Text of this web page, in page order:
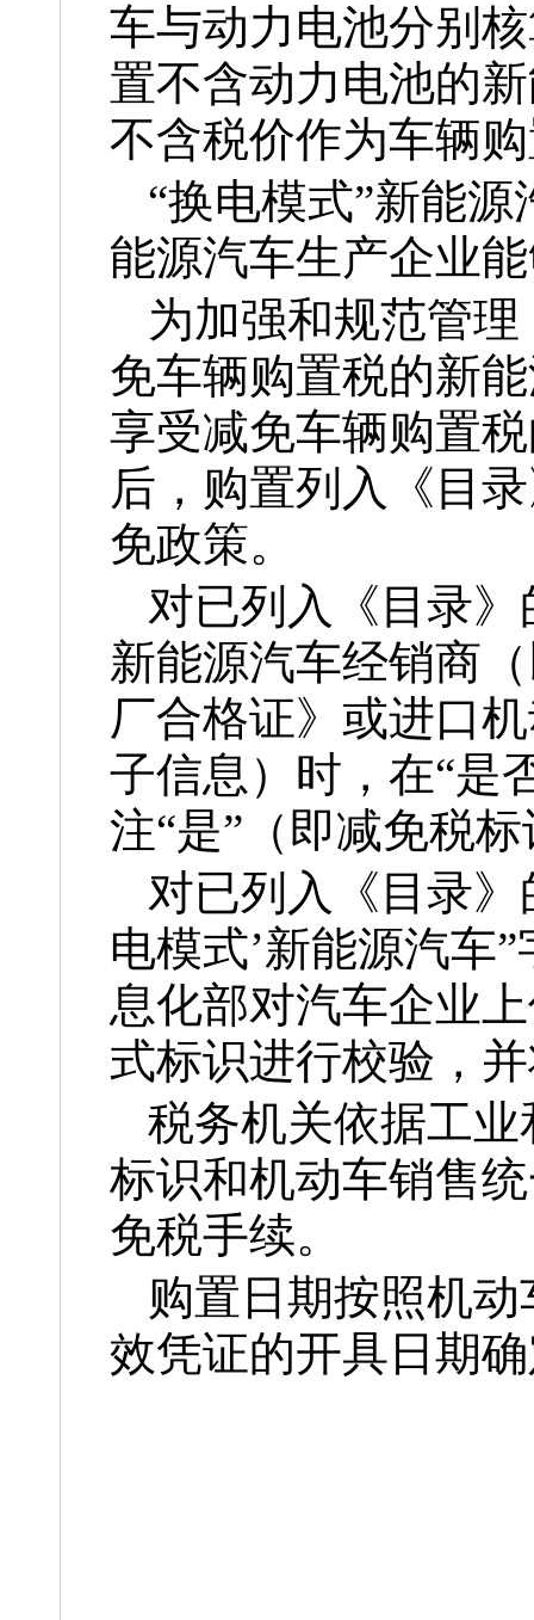
车与动力电池分别
置不含动力电池的
不含税价作为车辆
“换电模式”新能
能源汽车生产企业
为加强和规范管
免车辆购置税的新
享受减免车辆购置
后，购置列入《目
免政策。
对已列入《目录
新能源汽车经销商
厂合格证》或进口
子信息）时，在“是
注“是”（即减免税
对已列入《目录》
电模式’新能源汽车
息化部对汽车企业
式标识进行校验，
税务机关依据工
标识和机动车销售
免税手续。
购置日期按照机
效凭证的开具日期